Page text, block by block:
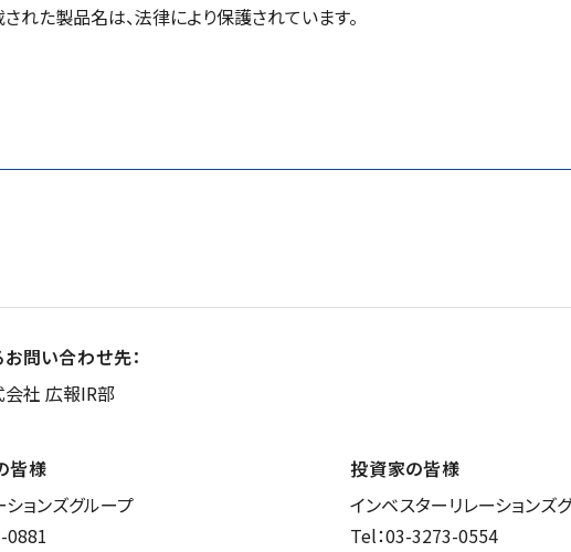
れた製品名は、法律により保護されています。
問い合わせ先：
社 広報IR部
皆様
ションズグループ
0881
投資家の皆様
インベスターリレーションズ
Tel：03-3273-0554